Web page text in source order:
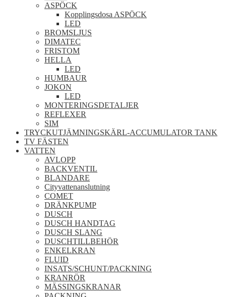
ASPÖCK
Kopplingsdosa ASPÖCK
LED
BROMSLJUS
DIMATEC
FRISTOM
HELLA
LED
HUMBAUR
JOKON
LED
MONTERINGSDETALJER
REFLEXER
SIM
TRYCKUTJÄMNINGSKÄRL-ACCUMULATOR TANK
TV FÄSTEN
VATTEN
AVLOPP
BACKVENTIL
BLANDARE
Cityvattenanslutning
COMET
DRÄNKPUMP
DUSCH
DUSCH HANDTAG
DUSCH SLANG
DUSCHTILLBEHÖR
ENKELKRAN
FLUID
INSATS/SCHUNT/PACKNING
KRANRÖR
MÄSSINGSKRANAR